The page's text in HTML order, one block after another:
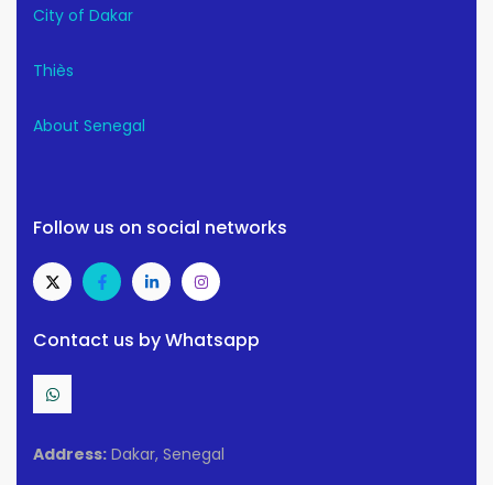
City of Dakar
Thiès
About Senegal
Follow us on social networks
Contact us by Whatsapp
Address: Dakar, Senegal